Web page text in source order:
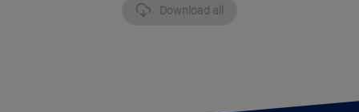
Download all